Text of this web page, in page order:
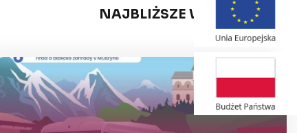
NAJBLIŻSZE WYDARZENIA